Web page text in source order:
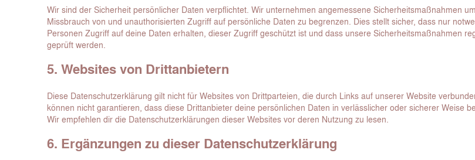
Wir sind der Sicherheit persönlicher Daten verpflichtet. Wir unternehmen angemessene Sicherheitsmaßnahmen um
Missbrauch von und unauthorisierten Zugriff auf persönliche Daten zu begrenzen. Dies stellt sicher, dass nur
Personen Zugriff auf deine Daten erhalten, dieser Zugriff geschützt ist und dass unsere Sicherheitsmaßnahmen
geprüft werden.
5. Websites von Drittanbietern
Diese Datenschutzerklärung gilt nicht für Websites von Drittparteien, die durch Links auf unserer Website
können nicht garantieren, dass diese Drittanbieter deine persönlichen Daten in verlässlicher oder sicherer Weise
Wir empfehlen dir die Datenschutzerklärungen dieser Websites vor deren Nutzung zu lesen.
6. Ergänzungen zu dieser Datenschutzerklärung